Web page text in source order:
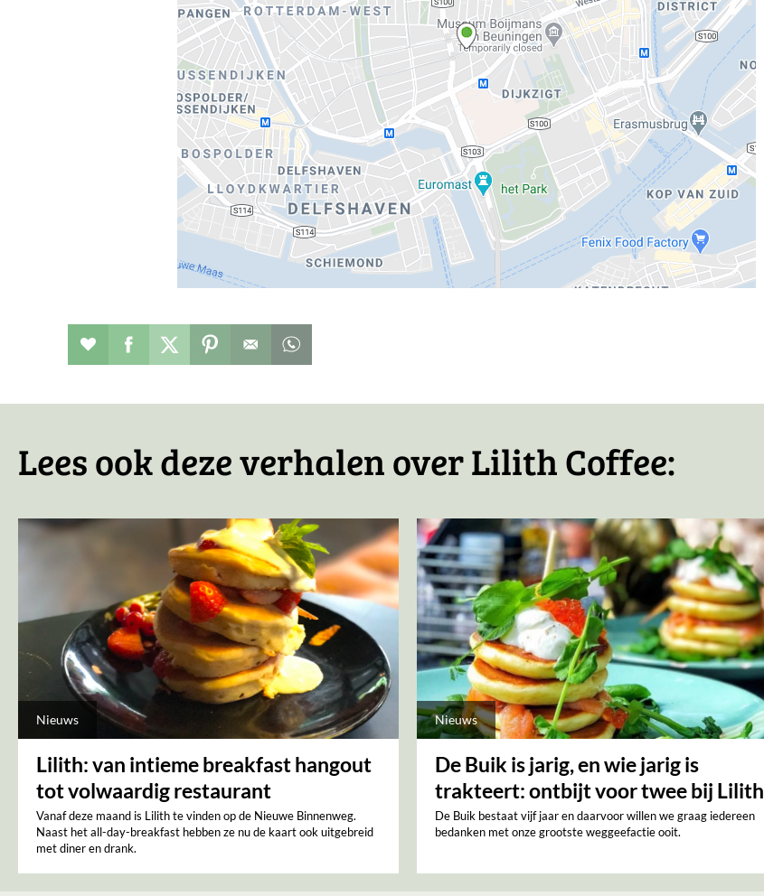
Restaurant toevoegen aan favorieten
Deel dit op facebook
Deel dit op twitter
Deel dit op pinterest
Lees ook deze verhalen over Lilith Coffee:
Nieuws
Lilith: van intieme breakfast hangout
tot volwaardig restaurant
Vanaf deze maand is Lilith te vinden op de Nieuwe Binnenweg.
Naast het all-day-breakfast hebben ze nu de kaart ook uitgebreid
met diner en drank.
Nieuws
De Buik is jarig, en wie jarig is
trakteert: ontbijt voor twee bij Lilith
De Buik bestaat vijf jaar en daarvoor willen we graag iedereen
bedanken met onze grootste weggeefactie ooit.